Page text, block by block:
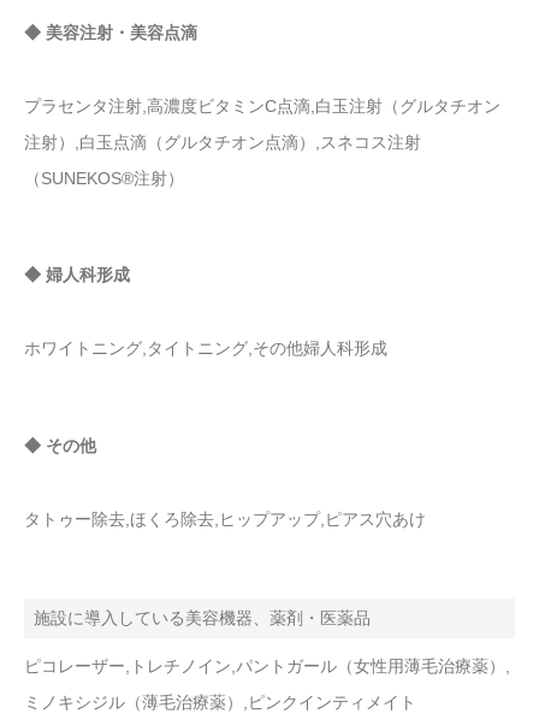
◆ 美容注射・美容点滴
プラセンタ注射,高濃度ビタミンC点滴,白玉注射（グルタチオン
注射）,白玉点滴（グルタチオン点滴）,スネコス注射
（SUNEKOS®注射）
◆ 婦人科形成
ホワイトニング,タイトニング,その他婦人科形成
◆ その他
タトゥー除去,ほくろ除去,ヒップアップ,ピアス穴あけ
施設に導入している美容機器、薬剤・医薬品
ピコレーザー,トレチノイン,パントガール（女性用薄毛治療薬）,
ミノキシジル（薄毛治療薬）,ピンクインティメイト